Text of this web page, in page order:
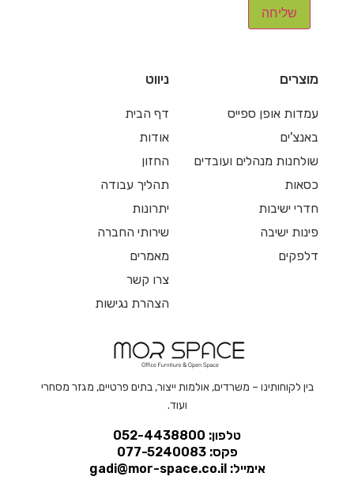
בין לקוחותינו – משרדים, אולמות ייצור, בתים פרטיים, מגזר מסחרי
ועוד.
טלפון: 052-4438800
פקס: 077-5240083
אימייל: gadi@mor-space.co.il
ניווט
דף הבית
אודות
החזון
תהליך עבודה
יתרונות
שירותי החברה
מאמרים
צרו קשר
הצהרת נגישות
מוצרים
עמדות אופן ספייס
באנצ'ים
שולחנות מנהלים ועובדים
כסאות
חדרי ישיבות
פינות ישיבה
דלפקים